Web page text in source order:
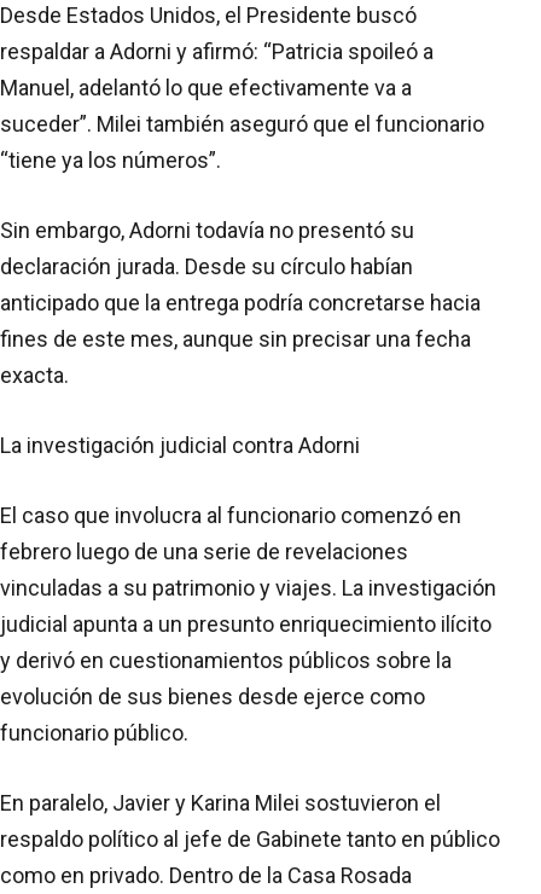
Desde Estados Unidos, el Presidente buscó
respaldar a Adorni y afirmó: “Patricia spoileó a
Manuel, adelantó lo que efectivamente va a
suceder”. Milei también aseguró que el funcionario
“tiene ya los números”.
Sin embargo, Adorni todavía no presentó su
declaración jurada. Desde su círculo habían
anticipado que la entrega podría concretarse hacia
fines de este mes, aunque sin precisar una fecha
exacta.
La investigación judicial contra Adorni
El caso que involucra al funcionario comenzó en
febrero luego de una serie de revelaciones
vinculadas a su patrimonio y viajes. La investigación
judicial apunta a un presunto enriquecimiento ilícito
y derivó en cuestionamientos públicos sobre la
evolución de sus bienes desde ejerce como
funcionario público.
En paralelo, Javier y Karina Milei sostuvieron el
respaldo político al jefe de Gabinete tanto en público
como en privado. Dentro de la Casa Rosada